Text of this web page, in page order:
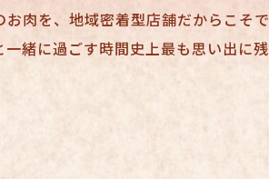
肉を、地域密着型店舗だからこそで
緒に過ごす時間史上最も思い出に残